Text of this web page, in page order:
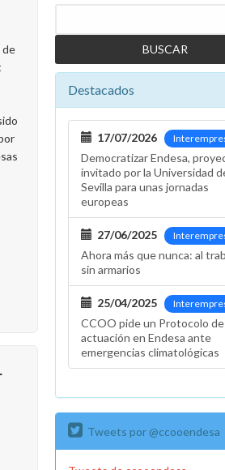
de
Destacados
17/07/2026
Democratizar Endesa,
invitado por la Universidad
Sevilla para unas jornadas
europeas
27/06/2025
Ahora más que nunca: al
sin armarios
25/04/2025
CCOO pide un Protocolo de
actuación en Endesa ante
emergencias climatológicas
Tweets por @ccooendesa